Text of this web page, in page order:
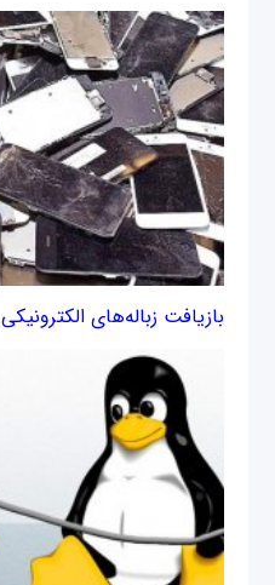
بازیافت زباله‌های الکترونیکی